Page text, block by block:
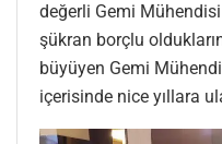
değerli Gemi
şükran borçlu
büyüyen Gemi
içerisinde nice yıllara